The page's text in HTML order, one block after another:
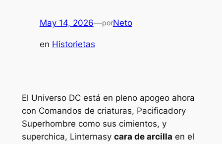
May 14, 2026—porNeto
en Historietas
El Universo DC está en pleno apogeo ahora
con Comandos de criaturas, Pacificadory
Superhombre como sus cimientos, y
superchica, Linternasy cara de arcilla en el